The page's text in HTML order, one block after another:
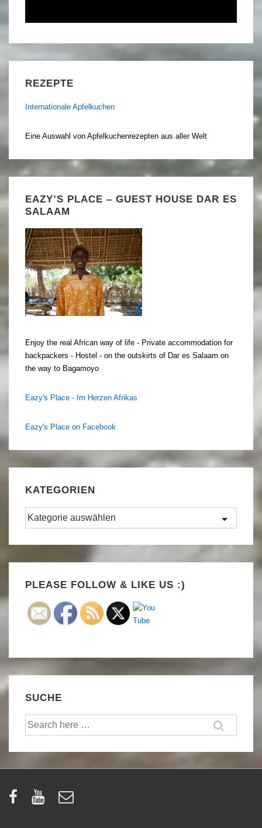
REZEPTE
Internationale Apfelkuchen
Eine Auswahl von Apfelkuchenrezepten aus aller Welt
EAZY’S PLACE – GUEST HOUSE DAR ES
SALAAM
Enjoy the real African way of life - Private accommodation for
backpackers - Hostel - on the outskirts of Dar es Salaam on
the way to Bagamoyo
Eazy's Place - Im Herzen Afrikas
Eazy's Place on Facebook
KATEGORIEN
Kategorien
PLEASE FOLLOW & LIKE US :)
SUCHE
Suche
nach: